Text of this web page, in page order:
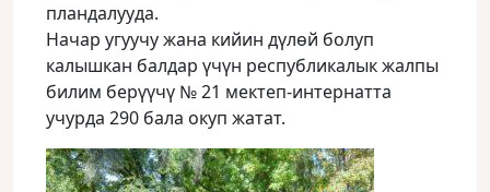
пландалууда.
Начар угуучу жана кийин дүлɵй болуп
калышкан балдар үчүн республикалык жалпы
билим берүүчү № 21 мектеп-интернатта
учурда 290 бала окуп жатат.